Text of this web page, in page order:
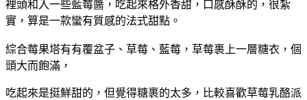
裡頭和入一些藍莓醬，吃起來格外香甜，口感酥酥的，很紮
實，算是一款蠻有質感的法式甜點。
綜合莓果塔有有覆盆子、草莓、藍莓，草莓裹上一層糖衣，個
頭大而飽滿，
吃起來是挺鮮甜的，但覺得糖裹的太多，比較喜歡草莓乳酪派